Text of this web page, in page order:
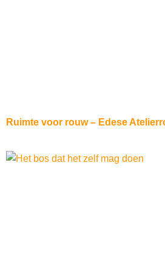
Ruimte voor rouw – Edese